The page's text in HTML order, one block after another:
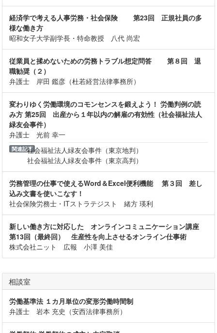
経済学で考える人事労務・社会保険 第23回 正規社員の多
様な働き方
昭和女子大学副学長・特命教授 八代 尚宏
従業員と揉めないための労務トラブル想定問答 第８回 退
職勧奨（２）
弁護士 岸田 鑑彦（杜若経営法律事務所）
変わりゆく労働環境のコモンセンスを鍛えよう！ 労働判例の読
み方 第25回 出産から１年以内の解雇の有効性（社会福祉法人
緑友会事件）
弁護士 光前 幸一
関連記事社会福祉法人緑友会事件（東京地判）
社会福祉法人緑友会事件（東京高判）
労務管理の仕事で使えるWord＆Excel便利機能 第３回 差し
込み文書を使いこなす！
社会保険労務士・ITストラテジスト 緒方 瑛利
新しい働き方に対応した オンラインコミュニケーション講座
第13回（最終回） 生産性を向上させるオンライン仕事術
株式会社ニット 広報 小澤 美佳
相談室
労働基準法 １カ月単位の変形労働時間制
弁護士 岩本 充史（安西法律事務所）